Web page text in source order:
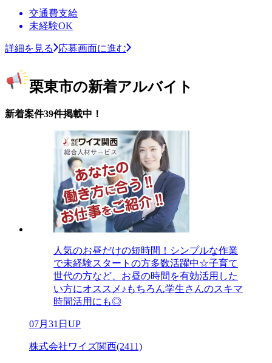
交通費支給
未経験OK
詳細を見る 応募画面に進む
栗東市の新着アルバイト
新着案件39件掲載中！
人気のお昼だけの短時間！シンプルな作業
で未経験スタートの方多数活躍中☆子育て
世代の方など、お昼の時間を有効活用した
い方にオススメ♪もちろん学生さんのスキマ
時間活用にも◎
07月31日UP
株式会社ワイズ関西(2411)